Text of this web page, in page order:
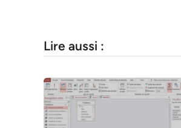
Lire aussi :